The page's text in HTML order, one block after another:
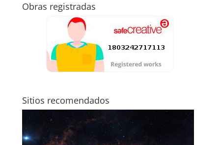
Obras registradas
Sitios recomendados